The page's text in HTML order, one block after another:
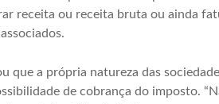
receita ou receita bruta ou ainda
que a própria natureza das
de cobrança do imposto.